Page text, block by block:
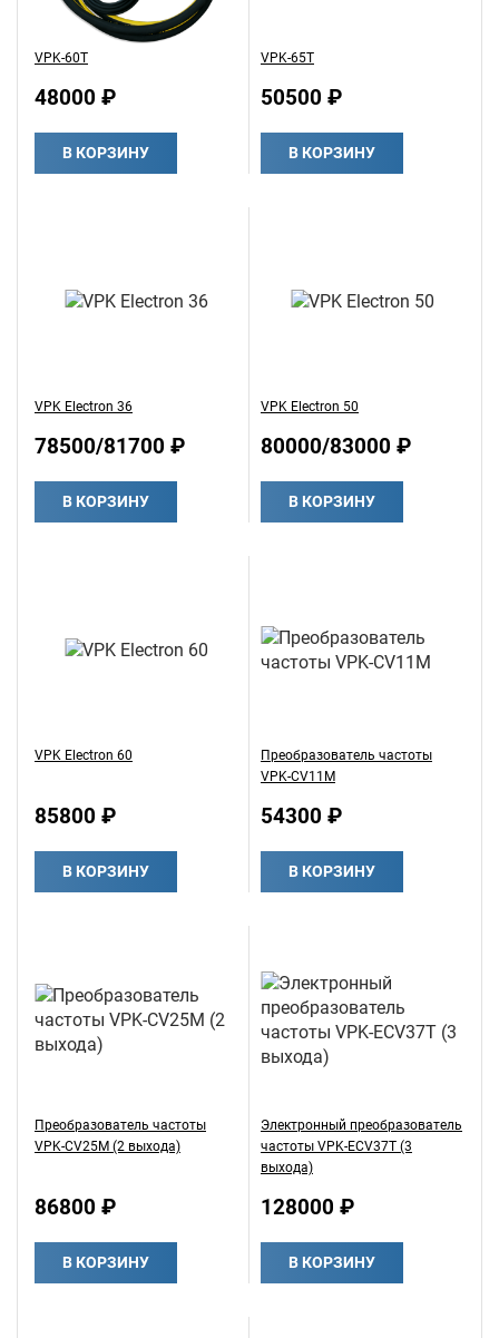
VPK-60T
48000 ₽
В КОРЗИНУ
VPK-65T
50500 ₽
В КОРЗИНУ
VPK Electron 36
78500/81700 ₽
В КОРЗИНУ
VPK Electron 50
80000/83000 ₽
В КОРЗИНУ
VPK Electron 60
85800 ₽
В КОРЗИНУ
Преобразователь частоты
VPK-CV11M
54300 ₽
В КОРЗИНУ
Преобразователь частоты
VPK-CV25M (2 выхода)
86800 ₽
В КОРЗИНУ
Электронный преобразователь
частоты VPK-ECV37T (3
выхода)
128000 ₽
В КОРЗИНУ